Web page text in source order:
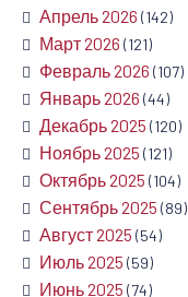
Апрель 2026 (142)
Март 2026 (121)
Февраль 2026 (107)
Январь 2026 (44)
Декабрь 2025 (120)
Ноябрь 2025 (121)
Октябрь 2025 (104)
Сентябрь 2025 (89)
Август 2025 (54)
Июль 2025 (59)
Июнь 2025 (74)